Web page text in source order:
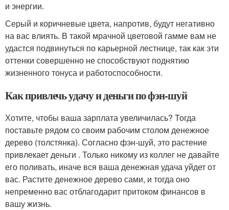
и энергии.
Серый и коричневые цвета, напротив, будут негативно
на вас влиять. В такой мрачной цветовой гамме вам не
удастся подвинуться по карьерной лестнице, так как эти
оттенки совершенно не способствуют поднятию
жизненного тонуса и работоспособности.
Как привлечь удачу и деньги по фэн-шуй
Хотите, чтобы ваша зарплата увеличилась? Тогда
поставьте рядом со своим рабочим столом денежное
дерево (толстянка). Согласно фэн-шуй, это растение
привлекает деньги . Только никому из коллег не давайте
его поливать, иначе вся ваша денежная удача уйдет от
вас. Растите денежное дерево сами, и тогда оно
непременно вас отблагодарит притоком финансов в
вашу жизнь.